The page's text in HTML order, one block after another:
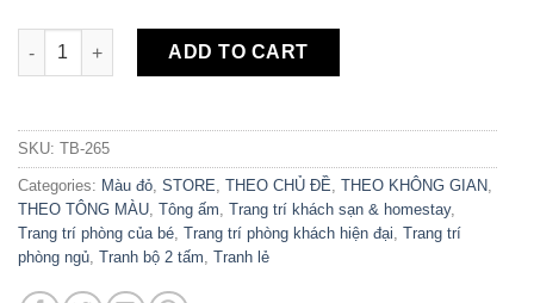
Bộ 2 Tranh Canvas Singer TB-265 quantity
ADD TO CART
SKU: TB-265
Categories: Màu đỏ, STORE, THEO CHỦ ĐỀ, THEO KHÔNG GIAN,
THEO TÔNG MÀU, Tông ấm, Trang trí khách sạn & homestay,
Trang trí phòng của bé, Trang trí phòng khách hiện đại, Trang trí
phòng ngủ, Tranh bộ 2 tấm, Tranh lẻ